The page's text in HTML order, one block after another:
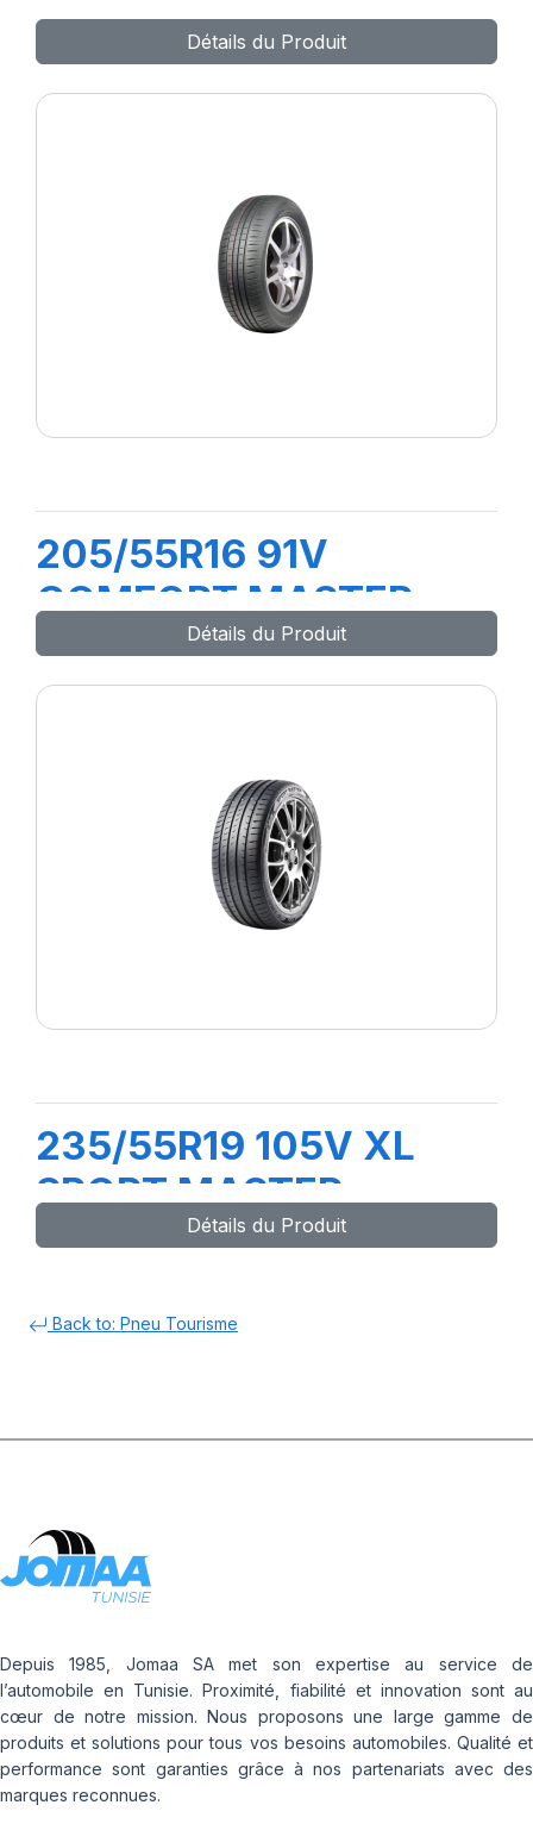
Détails du Produit
205/55R16 91V
COMFORT MASTER
Détails du Produit
235/55R19 105V XL
SPORT MASTER e
Détails du Produit
Back to: Pneu Tourisme
Depuis 1985, Jomaa SA met son expertise au service de
l’automobile en Tunisie. Proximité, fiabilité et innovation sont au
cœur de notre mission. Nous proposons une large gamme de
produits et solutions pour tous vos besoins automobiles. Qualité et
performance sont garanties grâce à nos partenariats avec des
marques reconnues.